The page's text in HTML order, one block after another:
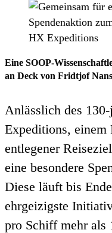
Eine SOOP-
an Deck von Fridtjof
Anlässlich des
Expeditions, einem
entlegener
eine besondere
Diese läuft bis
ehrgeizigste
pro Schiff mehr als